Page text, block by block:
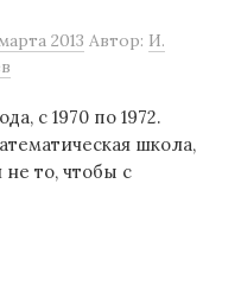
2013 Автор: И.
с 1970 по 1972.
школа,
то, чтобы с